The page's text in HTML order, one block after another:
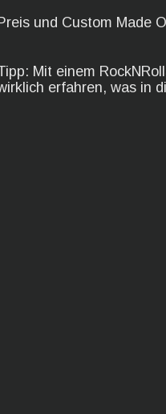
und Custom Made
Mit einem
erfahren, was in